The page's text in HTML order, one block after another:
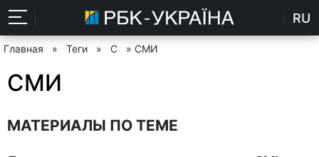
RU
Главная » Теги » С » СМИ
СМИ
МАТЕРИАЛЫ ПО ТЕМЕ